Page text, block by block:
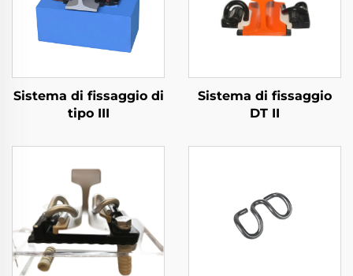
Sistema di fissaggio di
tipo III
Sistema di fissaggio
DT II